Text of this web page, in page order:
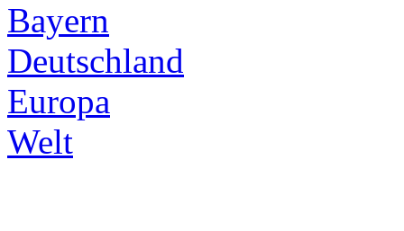
Bayern
Deutschland
Europa
Welt